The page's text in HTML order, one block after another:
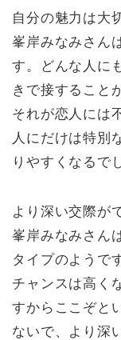
自分の魅力は大
峯岸みなみさん
す。どんな人に
きで接すること
それが恋人には
人にだけは特別
りやすくなるで
より深い交際が
峯岸みなみさん
タイプのようで
チャンスは高く
すからここぞと
ないで、より深